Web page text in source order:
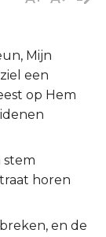
Mijn
een
op Hem
stem
horen
en de